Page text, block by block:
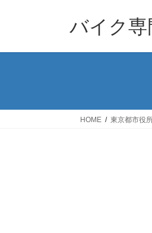
ン
キ
ー
に
バイク専
HOME 東京都市役